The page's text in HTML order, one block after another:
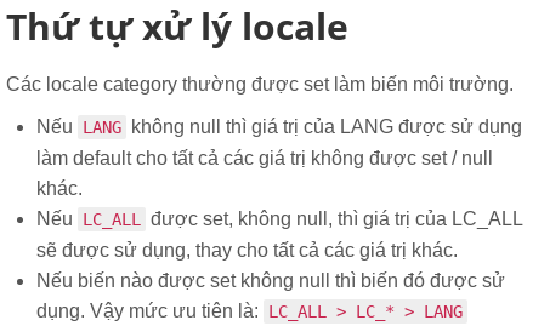
Thứ tự xử lý locale
Các locale category thường được set làm biến môi trường.
Nếu LANG
không null thì giá trị của LANG được sử dụng
làm default cho tất cả các giá trị không được set / null
khác.
Nếu
LC_ALL
được set, không null, thì giá trị của LC_ALL
sẽ được sử dụng, thay cho tất cả các giá trị khác.
Nếu biến nào được set không null thì biến đó được sử
dụng. Vậy mức ưu tiên là:
LC_ALL > LC_* > LANG